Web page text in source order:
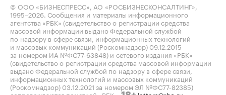
© ООО «БИЗНЕСПРЕСС», АО «РОСБИЗНЕСКОНСАЛТИНГ»,
1995–2026 . Сообщения и материалы информационного
агентства «РБК» (свидетельство о регистрации средства
массовой информации выдано Федеральной службой
по надзору в сфере связи, информационных технологий
и массовых коммуникаций (Роскомнадзор) 09.12.2015
за номером ИА №ФС77-63848) и сетевого издания «РБК»
(свидетельство о регистрации средства массовой информации
выдано Федеральной службой по надзору в сфере связи,
информационных технологий и массовых коммуникаций
(Роскомнадзор) 03.12.2021 за номером ЭЛ №ФС77-82385)